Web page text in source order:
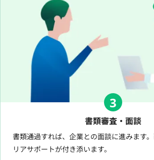
3
書類審査・面談
書類通過すれば、企業との面談に進みます
リアサポートが付き添います。